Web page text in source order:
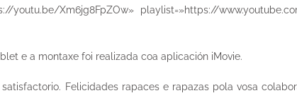
youtu.be/Xm6jg8FpZOw» playlist=»https://
e a montaxe foi realizada coa aplicación iMovie.
Felicidades rapaces e rapazas pola vosa